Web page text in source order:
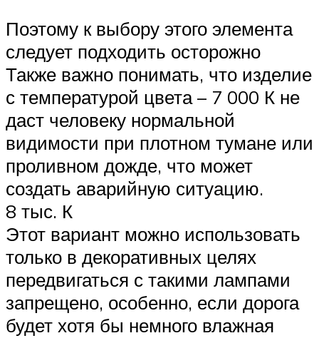
Поэтому к выбору этого элемента
следует подходить осторожно
Также важно понимать, что изделие
с температурой цвета – 7 000 К не
даст человеку нормальной
видимости при плотном тумане или
проливном дожде, что может
создать аварийную ситуацию.
8 тыс. К
Этот вариант можно использовать
только в декоративных целях
передвигаться с такими лампами
запрещено, особенно, если дорога
будет хотя бы немного влажная